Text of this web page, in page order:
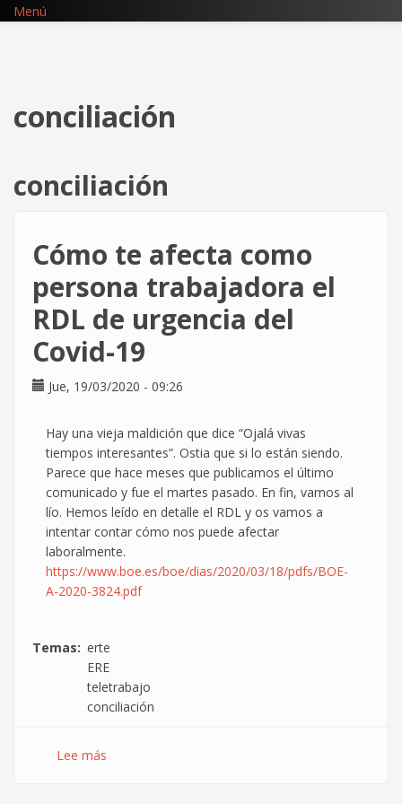
Pasar
Menú
conciliación
conciliación
Cómo te afecta como
persona trabajadora el
RDL de urgencia del
Covid-19
Jue, 19/03/2020 - 09:26
Hay una vieja maldición que dice “Ojalá vivas
tiempos interesantes”. Ostia que si lo están siendo.
Parece que hace meses que publicamos el último
comunicado y fue el martes pasado. En fin, vamos al
lío. Hemos leído en detalle el RDL y os vamos a
intentar contar cómo nos puede afectar
laboralmente.
https://www.boe.es/boe/dias/2020/03/18/pdfs/BOE-
A-2020-3824.pdf
Temas
erte
ERE
teletrabajo
conciliación
Lee más